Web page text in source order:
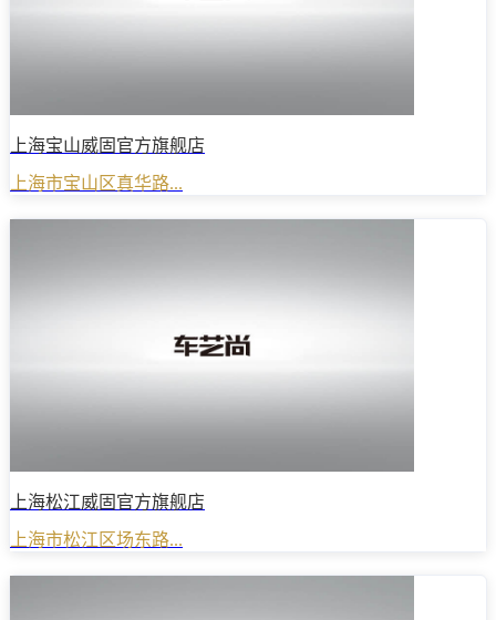
上海宝山威固官方旗舰店
上海市宝山区真华路...
上海松江威固官方旗舰店
上海市松江区场东路...